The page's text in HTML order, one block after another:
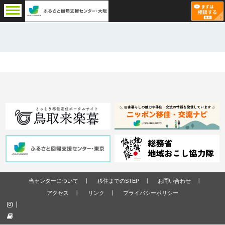
当センターについて 移住までのSTEP
お問い合わせ
アクセス
リンク プライバシーポリシー